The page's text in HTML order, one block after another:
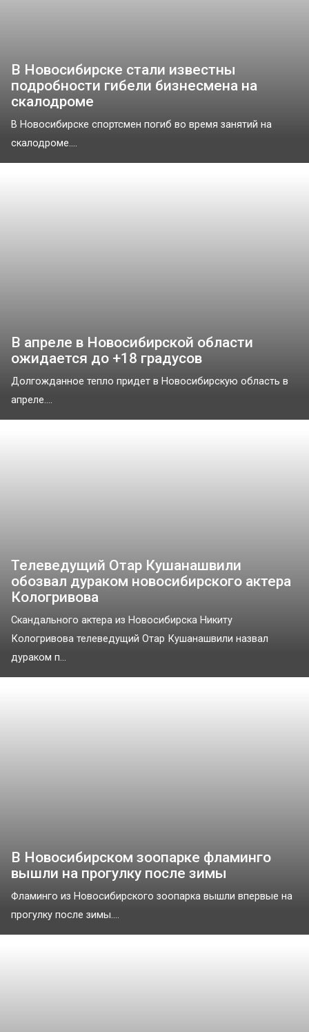
В Новосибирске стали известны
подробности гибели бизнесмена на
скалодроме
В Новосибирске спортсмен погиб во время занятий на
скалодроме....
В апреле в Новосибирской области
ожидается до +18 градусов
Долгожданное тепло придет в Новосибирскую область в
апреле....
Телеведущий Отар Кушанашвили
обозвал дураком новосибирского актера
Кологривова
Скандального актера из Новосибирска Никиту
Кологривова телеведущий Отар Кушанашвили назвал
дураком п...
В Новосибирском зоопарке фламинго
вышли на прогулку после зимы
Фламинго из Новосибирского зоопарка вышли впервые на
прогулку после зимы....